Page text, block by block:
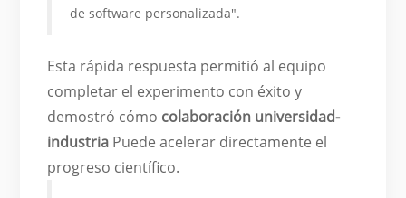
de software personalizada".
Esta rápida respuesta permitió al equipo
completar el experimento con éxito y
demostró cómo colaboración universidad-
industria Puede acelerar directamente el
progreso científico.